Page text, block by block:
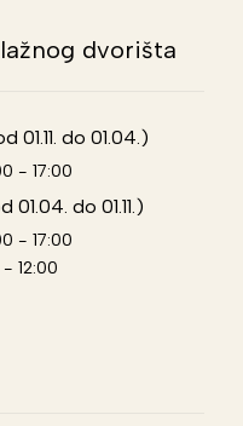
dvorišta
01.11. do 01.04.)
- 17:00
do 01.11.)
- 17:00
12:00